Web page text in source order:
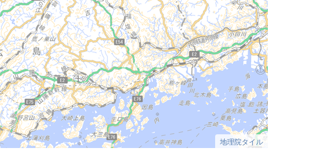
地理院タイル